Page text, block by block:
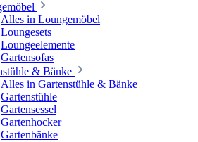
Alles in Loungemöbel
Loungesets
Loungeelemente
Gartensofas
& Bänke
Alles in Gartenstühle & Bänke
Gartenstühle
Gartensessel
Gartenhocker
Gartenbänke